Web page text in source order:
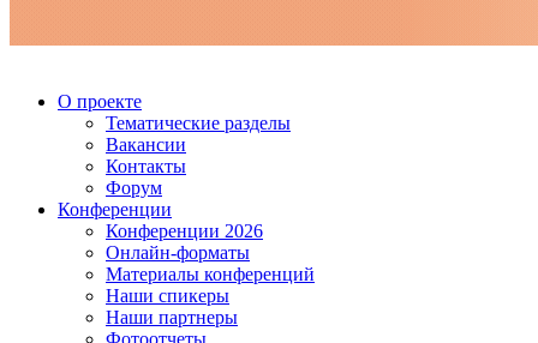
О проекте
Тематические разделы
Вакансии
Контакты
Форум
Конференции
Конференции 2026
Онлайн-форматы
Материалы конференций
Наши спикеры
Наши партнеры
Фотоотчеты